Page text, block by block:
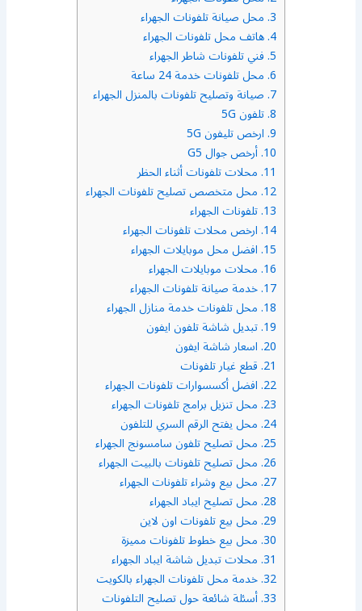
3. محل صيانة تلفونات الجهراء
4. هاتف محل تلفونات الجهراء
5. فني تلفونات شاطر الجهراء
6. محل تلفونات خدمة 24 ساعة
7. صيانة وتصليح تلفونات بالمنزل الجهراء
8. تلفون 5G
9. ارخص تليفون 5G
10. أرخص جوال G5
11. محلات تلفونات أثناء الحظر
12. محل متخصص تصليح تلفونات الجهراء
13. تلفونات الجهراء
14. ارخص محلات تلفونات الجهراء
15. افضل محل موبايلات الجهراء
16. محلات موبايلات الجهراء
17. خدمة صيانة تلفونات الجهراء
18. محل تلفونات خدمة منازل الجهراء
19. تبديل شاشة تلفون ايفون
20. اسعار شاشة ايفون
21. قطع غيار تلفونات
22. افضل أكسسوارات تلفونات الجهراء
23. محل تنزيل برامج تلفونات الجهراء
24. محل يفتح الرقم السري للتلفون
25. محل تصليح تلفون سامسونج الجهراء
26. محل تصليح تلفونات بالبيت الجهراء
27. محل بيع وشراء تلفونات الجهراء
28. محل تصليح ايباد الجهراء
29. محل بيع تلفونات اون لاين
30. محل بيع خطوط تلفونات مميزة
31. محلات تبديل شاشة ايباد الجهراء
32. خدمة محل تلفونات الجهراء بالكويت
33. أسئلة شائعة حول تصليح التلفونات